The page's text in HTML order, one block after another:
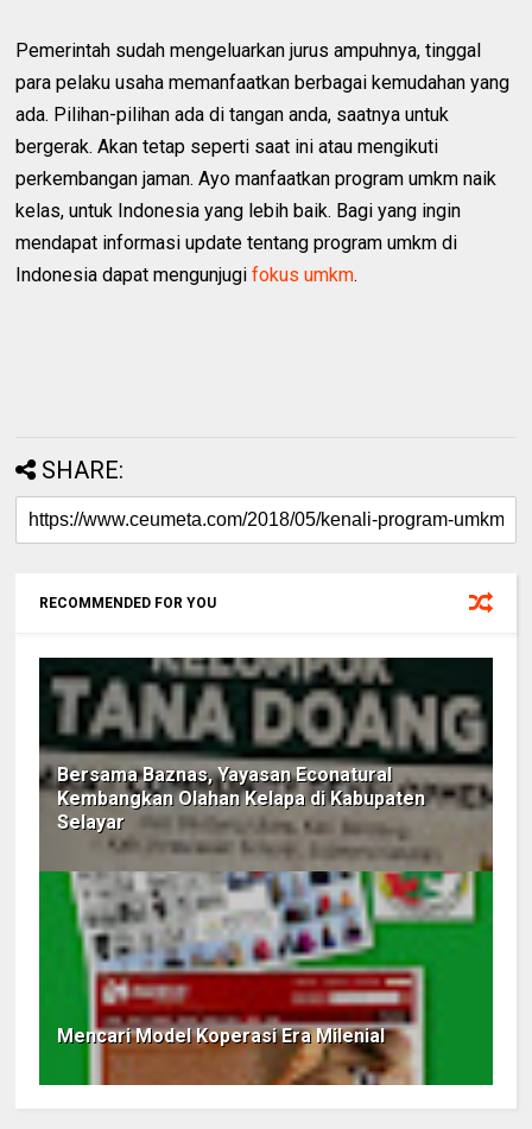
Pemerintah sudah mengeluarkan jurus ampuhnya, tinggal
para pelaku usaha memanfaatkan berbagai kemudahan yang
ada. Pilihan-pilihan ada di tangan anda, saatnya untuk
bergerak. Akan tetap seperti saat ini atau mengikuti
perkembangan jaman. Ayo manfaatkan program umkm naik
kelas, untuk Indonesia yang lebih baik. Bagi yang ingin
mendapat informasi update tentang program umkm di
Indonesia dapat mengunjugifokus umkm.
SHARE:
RECOMMENDED FOR YOU
Bersama Baznas, Yayasan Econatural
Kembangkan Olahan Kelapa di Kabupaten
Selayar
Mencari Model Koperasi Era Milenial